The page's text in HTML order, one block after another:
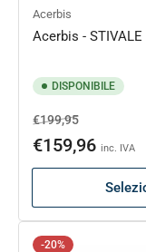
Acerbis
Acerbis - STIVALE
DISPONIBILE
Prezzo
di
€199,95Prezzo
scontato
€159,96 inc. IVA
-20%